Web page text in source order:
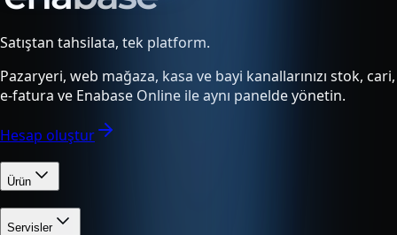
Satıştan tahsilata, tek platform.
Pazaryeri, web mağaza, kasa ve bayi kanallarınızı stok, cari,
e-fatura ve Enabase Online ile aynı panelde yönetin.
Hesap oluştur
Ürün
Servisler